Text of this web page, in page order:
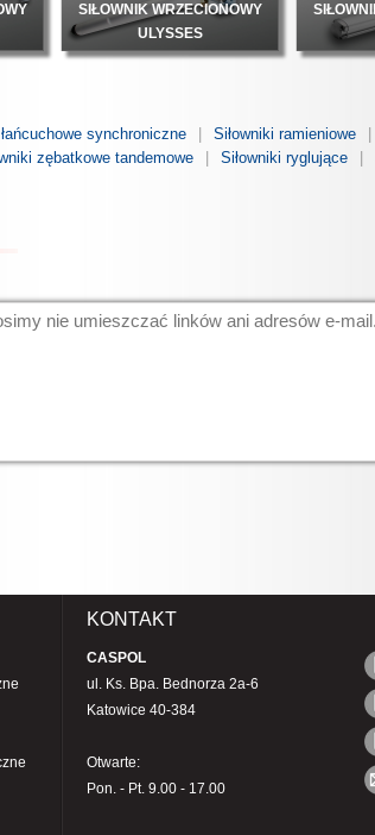
SIŁOWNIK WRZECIONOWY
ULYSSES
synchroniczne Siłowniki ramieniowe
zębatkowe tandemowe Siłowniki ryglujące
KONTAKT
CASPOL
ul. Ks. Bpa. Bednorza 2a-6
Katowice 40-384
Otwarte:
Pon. - Pt. 9.00 - 17.00